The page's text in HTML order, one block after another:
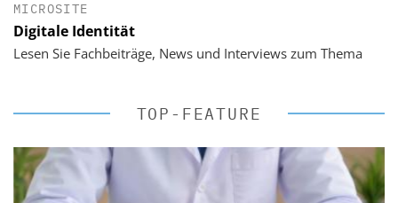
MICROSITE
Digitale Identität
Lesen Sie Fachbeiträge, News und Interviews zum Thema
TOP-FEATURE